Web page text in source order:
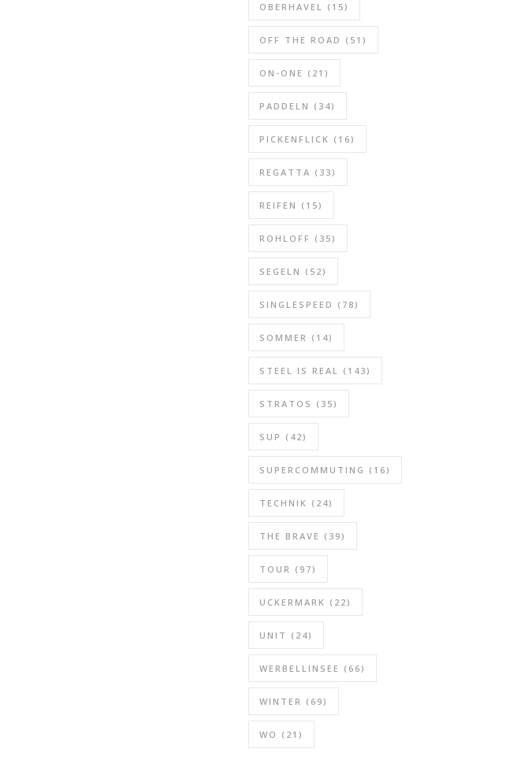
OBERHAVEL (15)
OFF THE ROAD (51)
ON-ONE (21)
PADDELN (34)
PICKENFLICK (16)
REGATTA (33)
REIFEN (15)
ROHLOFF (35)
SEGELN (52)
SINGLESPEED (78)
SOMMER (14)
STEEL IS REAL (143)
STRATOS (35)
SUP (42)
SUPERCOMMUTING (16)
TECHNIK (24)
THE BRAVE (39)
TOUR (97)
UCKERMARK (22)
UNIT (24)
WERBELLINSEE (66)
WINTER (69)
WO (21)